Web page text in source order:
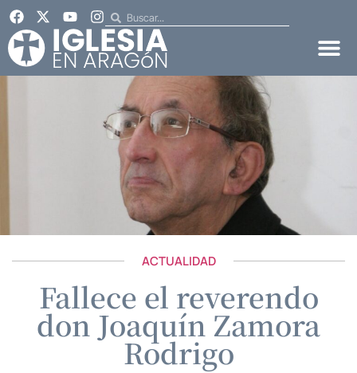
ACTUALIDAD
Fallece el reverendo
don Joaquín Zamora
Rodrigo